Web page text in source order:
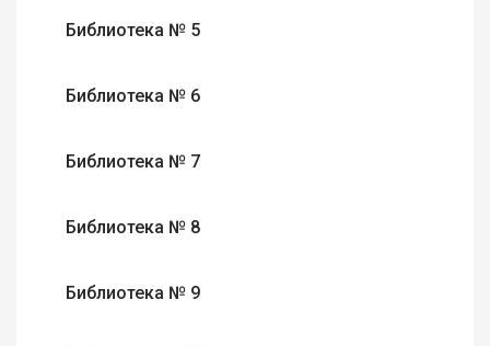
Библиотека № 5
Библиотека № 6
Библиотека № 7
Библиотека № 8
Библиотека № 9